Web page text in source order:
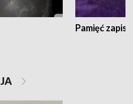
Pamięć